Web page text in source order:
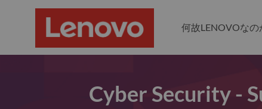
何故LENOVOなの
Cyber Security -